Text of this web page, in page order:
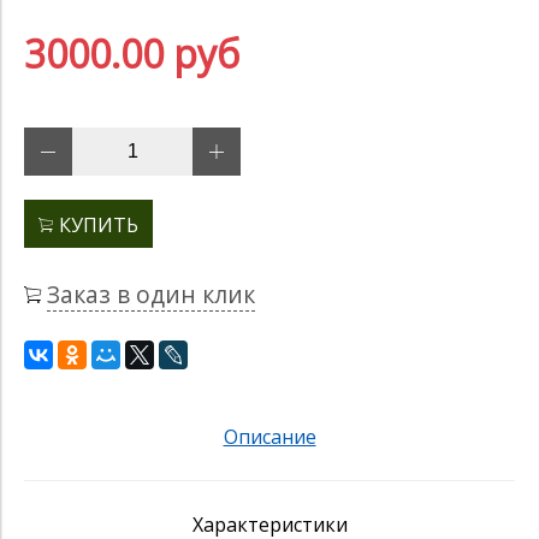
3000.00 руб
КУПИТЬ
Заказ в один клик
Описание
Характеристики